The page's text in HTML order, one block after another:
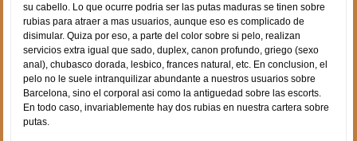
su cabello. Lo que ocurre podri­a ser las putas maduras se tinen sobre
rubias para atraer a mas usuarios, aunque eso es complicado de
disimular. Quiza por eso, a parte del color sobre si pelo, realizan
servicios extra igual que sado, duplex, canon profundo, griego (sexo
anal), chubasco dorada, lesbico, frances natural, etc. En conclusion, el
pelo no le suele intranquilizar abundante a nuestros usuarios sobre
Barcelona, sino el corporal asi­ como la antiguedad sobre las escorts.
En todo caso, invariablemente hay dos rubias en nuestra cartera sobre
putas.